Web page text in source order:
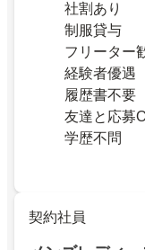
社割あり
制服貸与
フリーター
経験者優遇
履歴書不要
友達と応募
学歴不問
契約社員